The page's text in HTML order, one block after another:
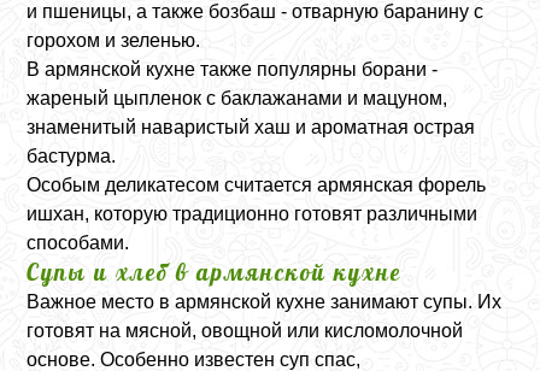
и пшеницы, а также бозбаш - отварную баранину с
горохом и зеленью.
В армянской кухне также популярны борани -
жареный цыпленок с баклажанами и мацуном,
знаменитый наваристый хаш и ароматная острая
бастурма.
Особым деликатесом считается армянская форель
ишхан, которую традиционно готовят различными
способами.
Супы и хлеб в армянской кухне
Важное место в армянской кухне занимают супы. Их
готовят на мясной, овощной или кисломолочной
основе. Особенно известен суп спас,